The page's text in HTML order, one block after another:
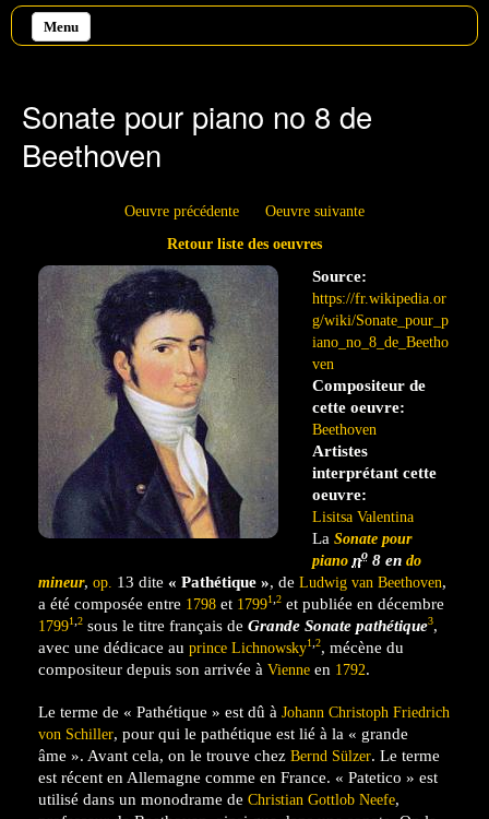
Menu
Sonate pour piano no 8 de
Beethoven
Oeuvre précédente Oeuvre suivante
Retour liste des oeuvres
Source:
https://fr.wikipedia.or
g/wiki/Sonate_pour_p
iano_no_8_de_Beetho
ven
Compositeur de
cette oeuvre:
Beethoven
Artistes
interprétant cette
oeuvre:
Lisitsa Valentina
La Sonate pour
piano no8 en do
mineur, op. 13 dite « Pathétique », de Ludwig van Beethoven,
a été composée entre 1798 et 17991,2 et publiée en décembre
17991,2 sous le titre français de Grande Sonate pathétique3,
avec une dédicace au prince Lichnowsky1,2, mécène du
compositeur depuis son arrivée à Vienne en 1792.
Le terme de « Pathétique » est dû à Johann Christoph Friedrich
von Schiller, pour qui le pathétique est lié à la « grande
âme ». Avant cela, on le trouve chez Bernd Sülzer. Le terme
est récent en Allemagne comme en France. « Patetico » est
utilisé dans un monodrame de Christian Gottlob Neefe,